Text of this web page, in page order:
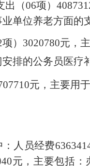
出（06项）
单位养老方面的
项） 3020780元，
排的公务员医疗
元，主要用
：人员经费
元，主要包括：